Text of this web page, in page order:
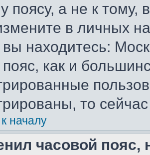
поясу, а не к тому,
в личных
находитесь:
как и
то
началу
часовой пояс,